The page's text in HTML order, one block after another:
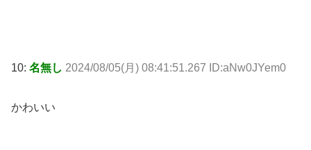
10: 名無し 2024/08/05(月) 08:41:51.267 ID:aNw0JYem0
かわいい